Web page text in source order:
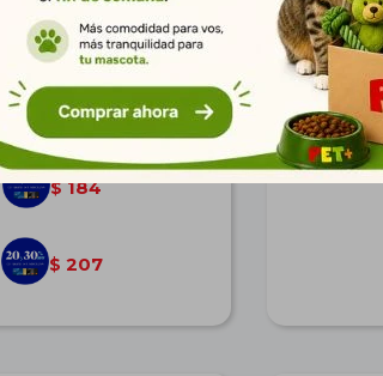
Super Dog Grande 7
Unidades
$ 255
$ 184
$ 207
Kit 12